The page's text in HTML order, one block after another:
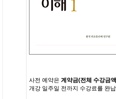
사전 예약은 계약금(전체 수강금
개강 일주일 전까지 수강료를 완